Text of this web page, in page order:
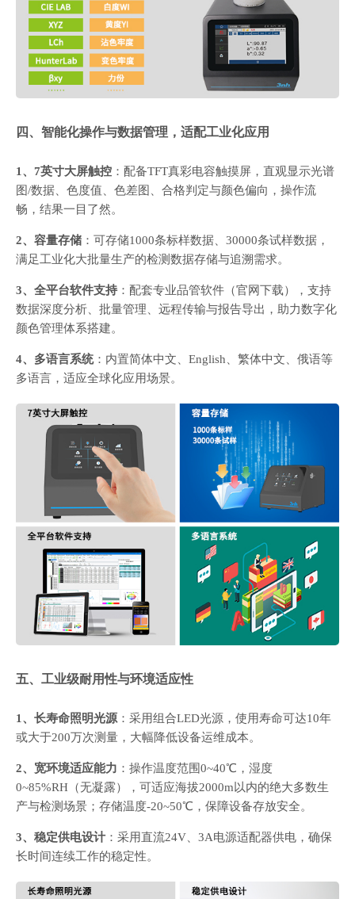
四、智能化操作与数据管理，适配工业化应用
1、7英寸大屏触控 ：配备TFT真彩电容触摸屏，直观显示光谱
图/数据、色度值、色差图、合格判定与颜色偏向，操作流
畅，结果一目了然。
2、容量存储 ：可存储1000条标样数据、30000条试样数据，
满足工业化大批量生产的检测数据存储与追溯需求。
3、全平台软件支持：配套专业品管软件（官网下载），支持
数据深度分析、批量管理、远程传输与报告导出，助力数字化
颜色管理体系搭建。
4、多语言系统：内置简体中文、English、繁体中文、俄语等
多语言，适应全球化应用场景。
五、工业级耐用性与环境适应性
1、长寿命照明光源 ：采用组合LED光源，使用寿命可达10年
或大于200万次测量，大幅降低设备运维成本。
2、宽环境适应能力 ：操作温度范围0~40℃，湿度
0~85%RH（无凝露），可适应海拔2000m以内的绝大多数生
产与检测场景；存储温度-20~50℃，保障设备存放安全。
3、稳定供电设计：采用直流24V、3A电源适配器供电，确保
长时间连续工作的稳定性。